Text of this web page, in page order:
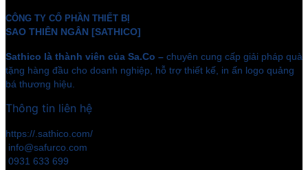
CÔNG TY CỔ PHẦN THIẾT BỊ
SAO THIÊN NGÂN [SATHICO]
Sathico là thành viên của Sa.Co – chuyên cung cấp giải pháp quà
tặng hàng đầu cho doanh nghiệp, hỗ trợ thiết kế, in ấn logo quảng
bá thương hiệu.
Thông tin liên hệ
https://.sathico.com/
info@safurco.com
0931 633 699